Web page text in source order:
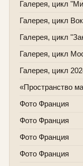
Галерея, цикл
Галерея, цикл
Галерея, цикл
Галерея, цикл
Галерея, цикл
«Пространство
Фото Франция
Фото Франция
Фото Франция
Фото Франция